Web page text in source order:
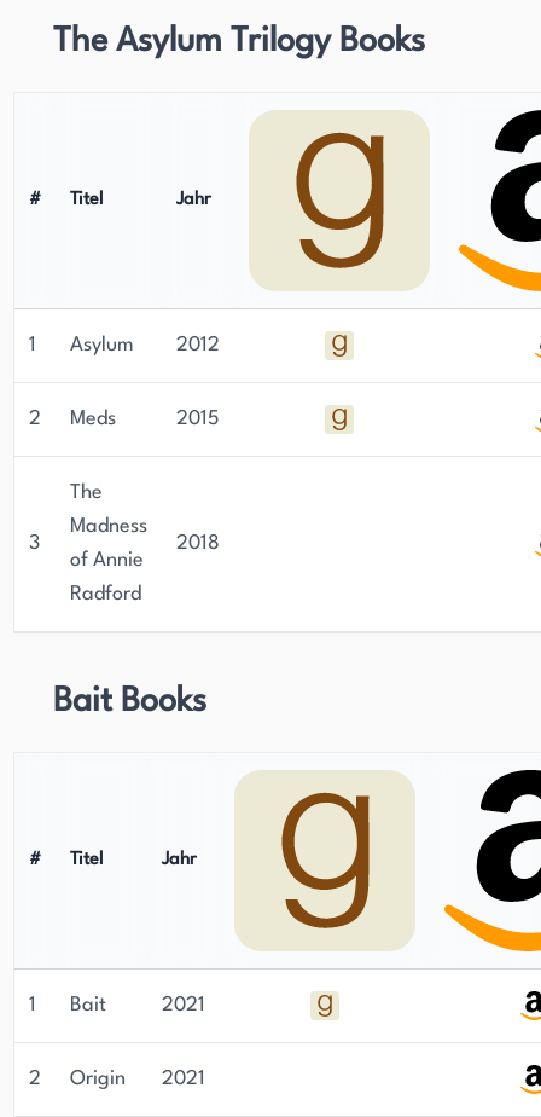
The Asylum Trilogy Books
# Titel Jahr
1 Asylum 2012
2 Meds 2015
3
The
Madness
of Annie
Radford
2018
Bait Books
# Titel Jahr
1 Bait 2021
2 Origin 2021